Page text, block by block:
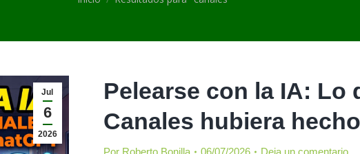
Jul
6
2026
Pelearse con la IA: Lo
Canales hubiera
Por Roberto Bonilla 06/07/2026 Deja un comentario